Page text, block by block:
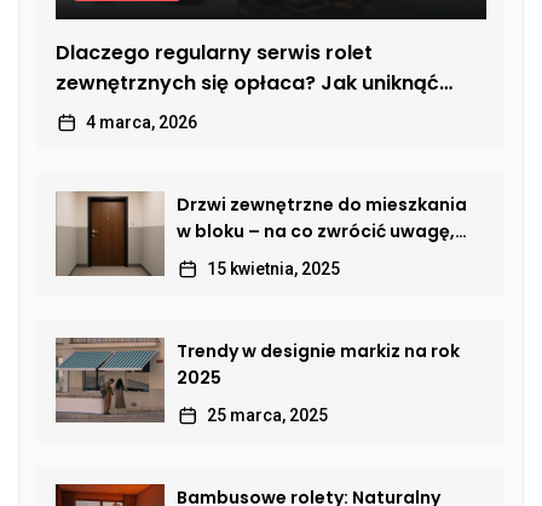
Dlaczego regularny serwis rolet
zewnętrznych się opłaca? Jak uniknąć
kosztownych usterek
4 marca, 2026
Drzwi zewnętrzne do mieszkania
w bloku – na co zwrócić uwagę,
by połączyć bezpieczeństwo,
estetykę i komfort?
15 kwietnia, 2025
Trendy w designie markiz na rok
2025
25 marca, 2025
Bambusowe rolety: Naturalny